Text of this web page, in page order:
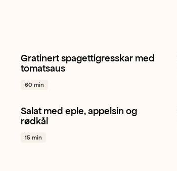
Spagettigresskar
Basilikum
Gratinert spagettigresskar med
tomatsaus
60 min
Rødkål Feldsalat Ruccula + 1
Salat med eple, appelsin og
rødkål
15 min